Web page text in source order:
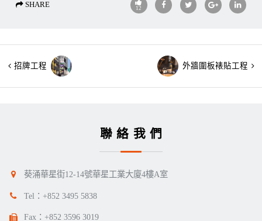
SHARE 12
招牌工程 外牆圍板裱貼工程
聯絡我們
葵涌華星街12-14號華星工業大廈4樓A室
Tel： +852 3495 5838
Fax：+852 3596 3019